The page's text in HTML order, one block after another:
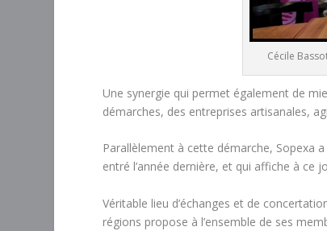
Cécile
Une synergie qui permet également de
démarches, des entreprises artisanales,
Parallèlement à cette démarche, Sopexa
entré l’année dernière, et qui affiche à ce
Véritable lieu d’échanges et de
régions propose à l’ensemble de ses